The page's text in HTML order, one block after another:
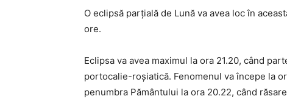
O eclipsă parţială de Lună va avea loc în
ore.
Eclipsa va avea maximul la ora 21.20, când
portocalie-roşiatică. Fenomenul va începe la
penumbra Pământului la ora 20.22, când